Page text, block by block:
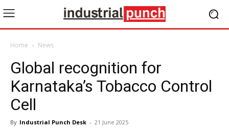
Home News
Global recognition for
Karnataka’s Tobacco Control
Cell
By Industrial Punch Desk - 21 June 2025